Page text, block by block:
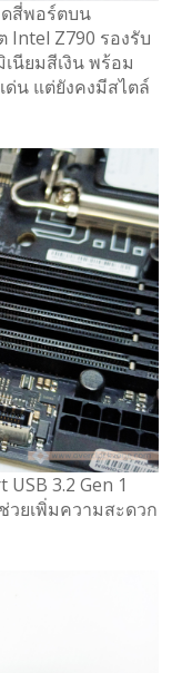
ดสี่พอร์ตบน
Intel Z790 รองรับ
นียมสีเงิน พร้อม
ด่น แต่ยังคงมีสไตล์
3.2 Gen 1
วยเพิ่มความสะดวก